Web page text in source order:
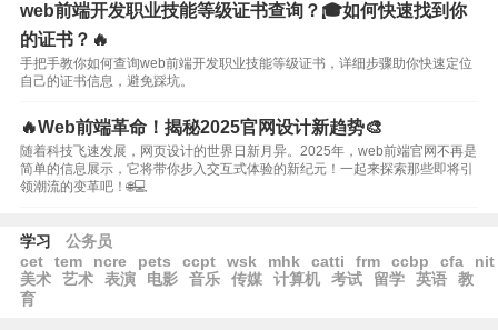
web前端开发职业技能等级证书查询？🎓如何快速找到你
的证书？🔥
手把手教你如何查询web前端开发职业技能等级证书，详细步骤助你快速定位
自己的证书信息，避免踩坑。
🔥Web前端革命！揭秘2025官网设计新趋势🎨
随着科技飞速发展，网页设计的世界日新月异。2025年，web前端官网不再是
简单的信息展示，它将带你步入交互式体验的新纪元！一起来探索那些即将引
领潮流的变革吧！🌐💻
学习
公务员
cet
tem ncre pets ccpt wsk mhk catti frm ccbp cfa
nit
美术
艺术 表演 电影 音乐 传媒 计算机 考试 留学 英语
教
育